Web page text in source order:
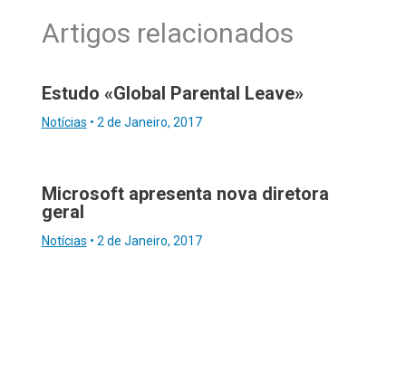
Artigos relacionados
Estudo «Global Parental Leave»
Notícias • 2 de Janeiro, 2017
Microsoft apresenta nova diretora
geral
Notícias • 2 de Janeiro, 2017